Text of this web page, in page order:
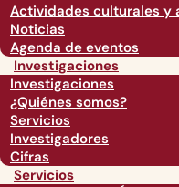
Actividades culturales y
Noticias
Agenda de eventos
Investigaciones
Investigaciones
¿Quiénes somos?
Servicios
Investigadores
Cifras
Servicios